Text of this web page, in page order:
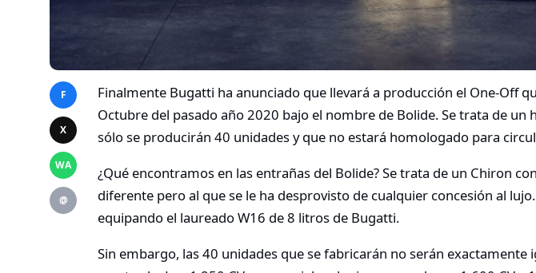
F
X
WA
@
Finalmente Bugatti ha anunciado que llevará a producción el One-Off
Octubre del pasado año 2020 bajo el nombre de Bolide. Se trata de un
sólo se producirán 40 unidades y que no estará homologado para
¿Qué encontramos en las entrañas del Bolide? Se trata de un Chiron
diferente pero al que se le ha desprovisto de cualquier concesión al
equipando el laureado W16 de 8 litros de Bugatti.
Sin embargo, las 40 unidades que se fabricarán no serán exactamente